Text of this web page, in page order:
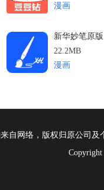
漫画
新华妙笔原版
22.2MB
漫画
自网络，版权归原公司
Copyright